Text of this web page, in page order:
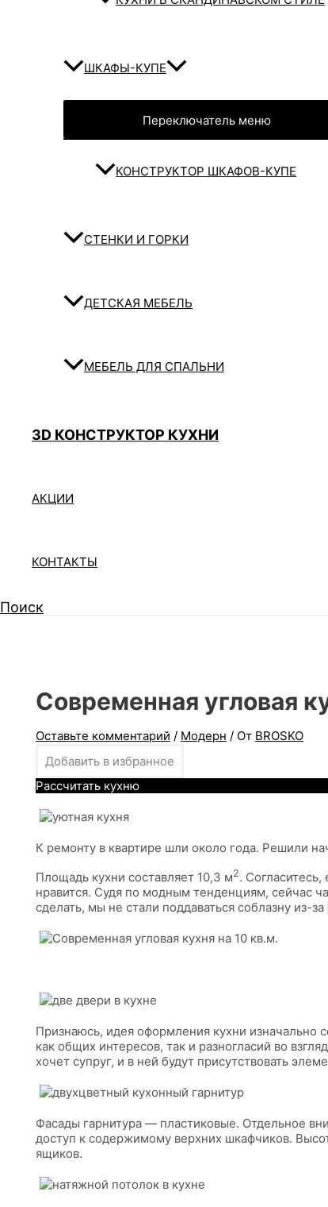
ШКАФЫ-КУПЕ
Переключатель меню
КОНСТРУКТОР ШКАФОВ-КУПЕ
СТЕНКИ И ГОРКИ
ДЕТСКАЯ МЕБЕЛЬ
МЕБЕЛЬ ДЛЯ СПАЛЬНИ
3D КОНСТРУКТОР КУХНИ
АКЦИИ
КОНТАКТЫ
Поиск
Современная угловая
Оставьте комментарий / Модерн / От BROSKO
Добавить в избранное
Рассчитать кухню
К ремонту в квартире шли около года. Решили
Площадь кухни составляет 10,3 м2.
нравится. Судя по модным тенденциям, сейчас
сделать, мы не стали поддаваться соблазну из-
Признаюсь, идея оформления кухни изначально
как общих интересов, так и разногласий во
хочет супруг, и в ней будут присутствовать
Фасады гарнитура — пластиковые. Отдельное
доступ к содержимому верхних шкафчиков.
ящиков.